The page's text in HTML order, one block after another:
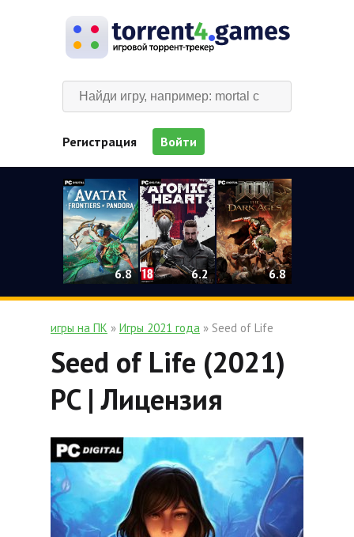
Регистрация Войти
6.8 6.2 6.8
игры на ПК » Игры 2021 года » Seed of Life
Seed of Life (2021)
PC | Лицензия